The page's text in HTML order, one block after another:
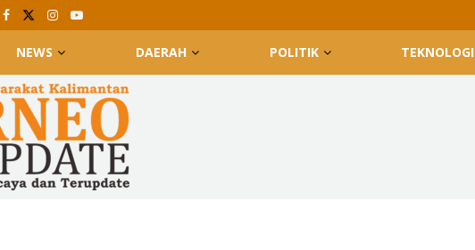
NEWS DAERAH POLITIK TEKNOLOGI